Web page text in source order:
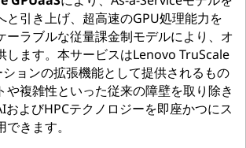
と引き上げ、超高速のGPU処理能力を
ーラブルな従量課金制モデルにより、オ
します。本サービスはLenovo TruScale
ョンの拡張機能として提供されるもの
や複雑性といった従来の障壁を取り除き
およびHPCテクノロジーを即座かつにス
きます。